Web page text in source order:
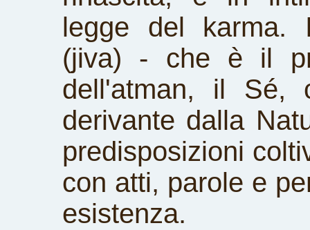
legge del karma.
(jiva) - che è il
dell'atman, il Sé,
derivante dalla
predisposizioni
con atti, parole e
esistenza.